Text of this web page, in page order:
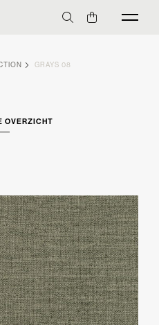
GRAYS 08
OVERZICHT